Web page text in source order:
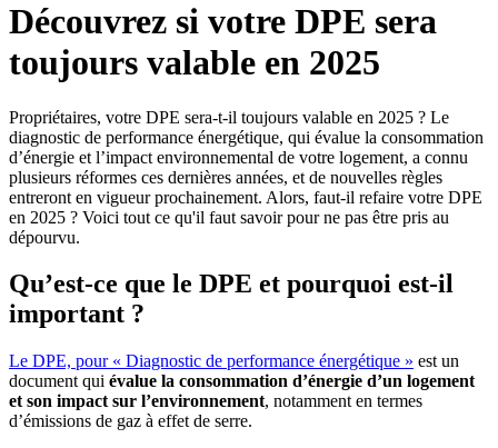
Découvrez si votre DPE sera
toujours valable en 2025
Propriétaires, votre DPE sera-t-il toujours valable en 2025 ? Le
diagnostic de performance énergétique, qui évalue la consommation
d’énergie et l’impact environnemental de votre logement, a connu
plusieurs réformes ces dernières années, et de nouvelles règles
entreront en vigueur prochainement. Alors, faut-il refaire votre DPE
en 2025 ? Voici tout ce qu'il faut savoir pour ne pas être pris au
dépourvu.
Qu’est-ce que le DPE et pourquoi est-il
important ?
Le DPE, pour « Diagnostic de performance énergétique » est un
document qui évalue la consommation d’énergie d’un logement
et son impact sur l’environnement, notamment en termes
d’émissions de gaz à effet de serre.